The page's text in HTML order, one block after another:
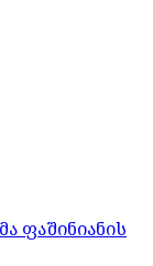
ფაშინიანის